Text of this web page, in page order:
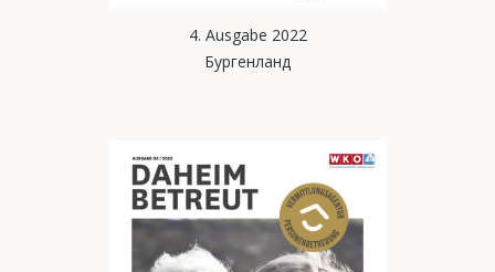
4. Ausgabe 2022
Бургенланд